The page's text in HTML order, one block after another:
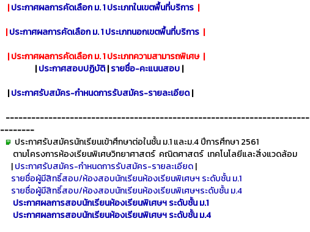
|ประกาศผลการคัดเลือก ม. 1 ประเภทในเขตพื้นที่บริการ |
|ประกาศผลการคัดเลือก ม. 1 ประเภทนอกเขตพื้นที่บริการ |
| ประกาศผลการคัดเลือก ม. 1 ประเภทความสามารถพิเศษ |
|ประกาศสอบปฏิบัติ|รายชื่อ-คะแนนสอบ|
|ประกาศรับสมัคร-กำหนดการรับสมัคร-รายละเอียด|
-----------------------------------------------------------------------
--------
ประกาศรับสมัครนักเรียนเข้าศึกษาต่อในชั้น ม.1 และม.4 ปีการศึกษา 2561
ตามโครงการห้องเรียนพิเศษวิทยาศาสตร์ คณิตศาสตร์ เทคโนโลยีและสิ่งแวดล้อม
|ประกาศรับสมัคร-กำหนดการรับสมัคร-รายละเอียด|
รายชื่อผู้มีสิทธิ์สอบ/ห้องสอบนักเรียนห้องเรียนพิเศษฯ ระดับชั้น ม.1
รายชื่อผู้มีสิทธิ์สอบ/ห้องสอบนักเรียนห้องเรียนพิเศษฯระดับชั้น ม.4
ประกาศผลการสอบนักเรียนห้องเรียนพิเศษฯ ระดับชั้น ม.1
ประกาศผลการสอบนักเรียนห้องเรียนพิเศษฯ ระดับชั้น ม.4